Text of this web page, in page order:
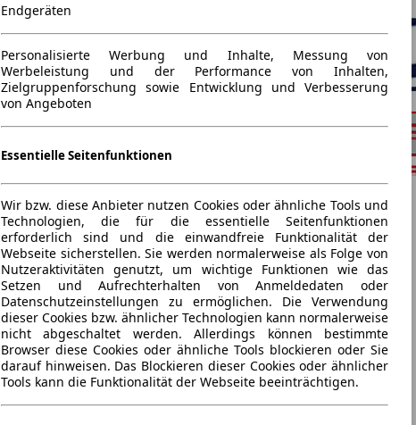
Endgeräten
Personalisierte Werbung und Inhalte, Messung von
Werbeleistung und der Performance von Inhalten,
Zielgruppenforschung sowie Entwicklung und Verbesserung
von Angeboten
Essentielle Seitenfunktionen
Wir bzw. diese Anbieter nutzen Cookies oder ähnliche Tools und
Technologien, die für die essentielle Seitenfunktionen
erforderlich sind und die einwandfreie Funktionalität der
Webseite sicherstellen. Sie werden normalerweise als Folge von
Nutzeraktivitäten genutzt, um wichtige Funktionen wie das
Setzen und Aufrechterhalten von Anmeldedaten oder
Datenschutzeinstellungen zu ermöglichen. Die Verwendung
dieser Cookies bzw. ähnlicher Technologien kann normalerweise
nicht abgeschaltet werden. Allerdings können bestimmte
Browser diese Cookies oder ähnliche Tools blockieren oder Sie
darauf hinweisen. Das Blockieren dieser Cookies oder ähnlicher
Tools kann die Funktionalität der Webseite beeinträchtigen.